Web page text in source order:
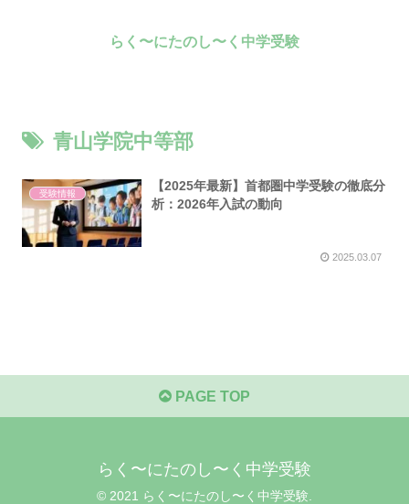
らく〜にたのし〜く中学受験
青山学院中等部
受験情報
【2025年最新】首都圏中学受験の徹底分
析：2026年入試の動向
2025.03.07
PAGE TOP
らく〜にたのし〜く中学受験
© 2021 らく〜にたのし〜く中学受験.